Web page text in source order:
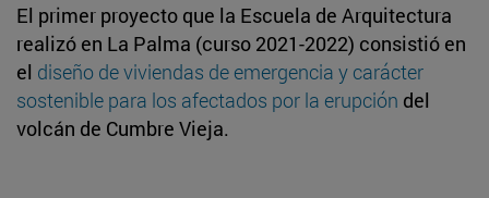
El primer proyecto que la Escuela de Arquitectura
realizó en La Palma (curso 2021-2022) consistió en
el diseño de viviendas de emergencia y carácter
sostenible para los afectados por la erupción del
volcán de Cumbre Vieja.